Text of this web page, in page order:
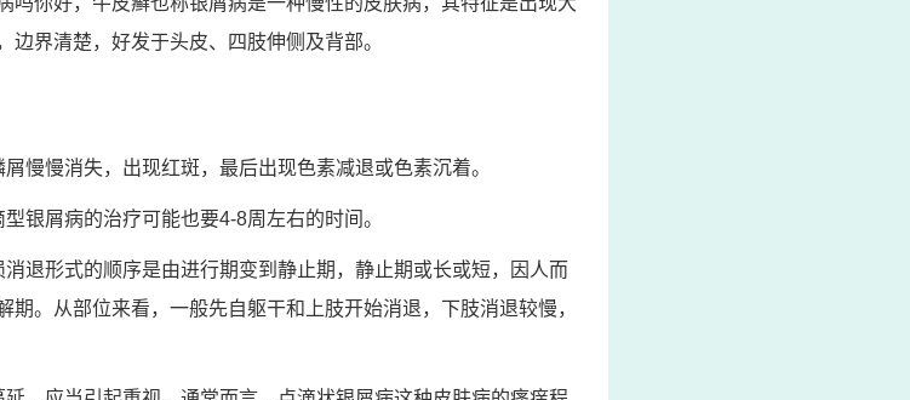
界清楚，好发于头皮、四肢伸侧及背部。
慢慢消失，出现红斑，最后出现色素减退或色素沉着。
银屑病的治疗可能也要4-8周左右的时间。
退形式的顺序是由进行期变到静止期，静止期或长或短，因人而
。从部位来看，一般先自躯干和上肢开始消退，下肢消退较慢，